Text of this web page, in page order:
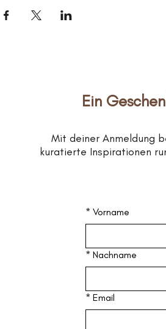
Ein
Mit deiner Anmeldung
kuratierte Inspirationen
* Vorname
* Nachname
* Email